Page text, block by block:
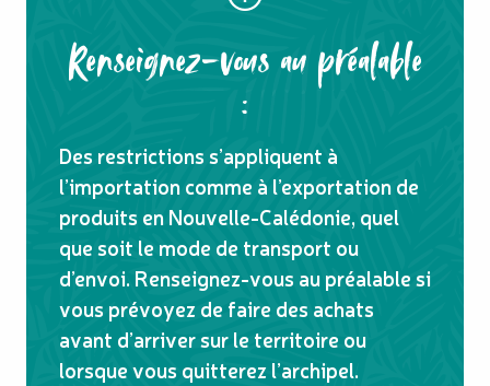
Renseignez-vous au préalable
:
Des restrictions s’appliquent à
l’importation comme à l’exportation de
produits en Nouvelle-Calédonie, quel
que soit le mode de transport ou
d’envoi. Renseignez-vous au préalable si
vous prévoyez de faire des achats
avant d’arriver sur le territoire ou
lorsque vous quitterez l’archipel.